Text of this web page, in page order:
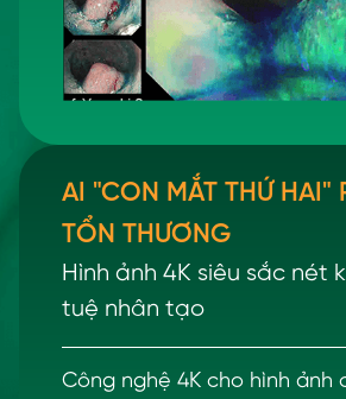
AI "CON MẮT THỨ HAI"
TỔN THƯƠNG
Hình ảnh 4K siêu sắc nét
tuệ nhân tạo
Công nghệ 4K cho hình ảnh